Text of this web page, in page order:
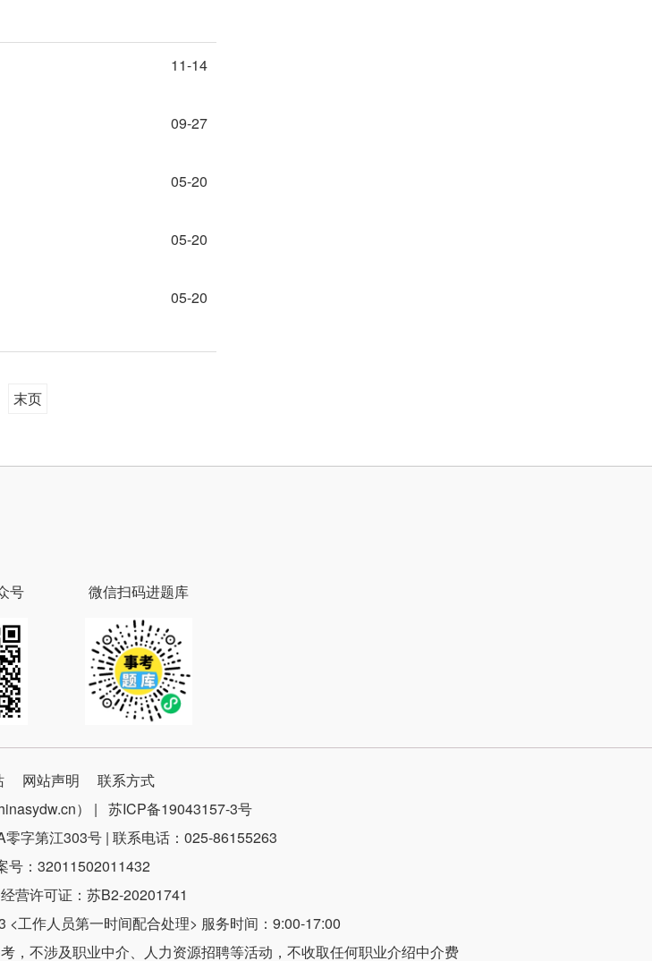
11-14
09-27
05-20
05-20
05-20
末页
号 微信扫码进题库
网站声明
联系方式
） | 苏ICP备19043157-3号
字第江303号 | 联系电话：025-86155263
号：32011502011432
营许可证：苏B2-20201741
<工作人员第一时间配合处理> 服务时间：9:00-17:00
，不涉及职业中介、人力资源招聘等活动，不收取任何职业介绍中介费